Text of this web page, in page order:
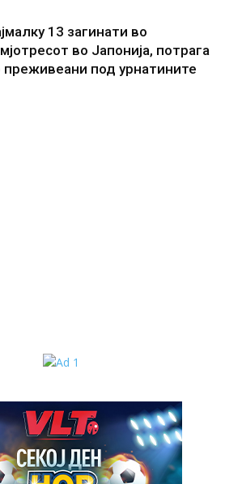
13 загинати во
во Јапонија, потрага
преживеани под урнатините